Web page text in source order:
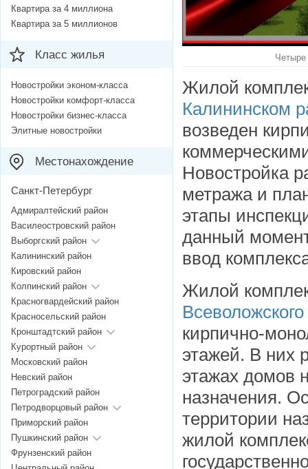
Четыре
Жилой
Калининском
возведен
Новостройка
метража и
этапы
данный
ввод
Жилой
кирпично-
этажей. В них
этажах домов
назначения.
территории
жилой
Квартира за 4 миллиона
Квартира за 5 миллионов
Класс жилья
Новостройки эконом-класса
Новостройки комфорт-класса
Новостройки бизнес-класса
Элитные новостройки
Местонахождение
Санкт-Петербург
Адмиралтейский район
Василеостровский район
Выборгский район
Калининский район
Кировский район
Колпинский район
Красногвардейский район
Красносельский район
Кронштадтский район
Курортный район
Московский район
Невский район
Петроградский район
Петродворцовый район
Приморский район
Пушкинский район
Фрунзенский район